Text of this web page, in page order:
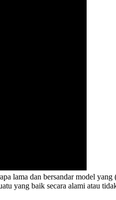
lama dan bersandar model
yang baik secara alami atau